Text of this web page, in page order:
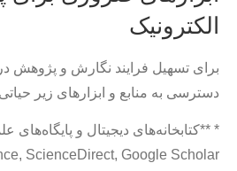
الکترونیک
برای تسهیل فرایند نگارش و پژوهش
دسترسی به منابع و ابزارهای زیر
ScienceDirect, Google Scholar.